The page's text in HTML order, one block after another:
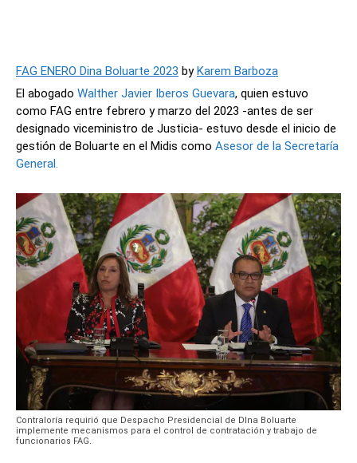
FAG ENERO Dina Boluarte 2023 byKarem Barboza
El abogado Walther Javier Iberos Guevara, quien estuvo
como FAG entre febrero y marzo del 2023 -antes de ser
designado viceministro de Justicia- estuvo desde el inicio de
gestión de Boluarte en el Midis como Asesor de la Secretaría
General.
Contraloría requirió que Despacho Presidencial de DIna Boluarte
implemente mecanismos para el control de contratación y trabajo de
funcionarios FAG.